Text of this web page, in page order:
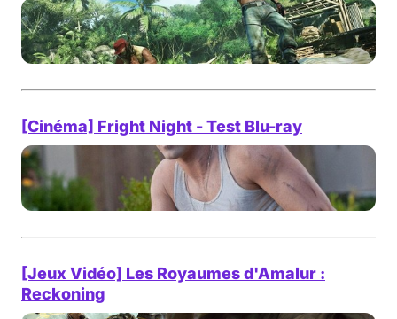
[Cinéma] Fright Night - Test Blu-ray
[Jeux Vidéo] Les Royaumes d'Amalur :
Reckoning